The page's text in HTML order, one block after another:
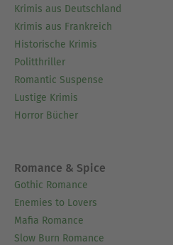
Krimis aus Deutschland
Krimis aus Frankreich
Historische Krimis
Politthriller
Romantic Suspense
Lustige Krimis
Horror Bücher
Romance & Spice
Gothic Romance
Enemies to Lovers
Mafia Romance
Slow Burn Romance